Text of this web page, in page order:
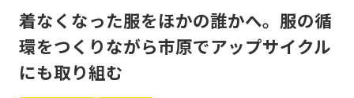
着なくなった服をほかの誰かへ。服の循
環をつくりながら市原でアップサイクル
にも取り組む